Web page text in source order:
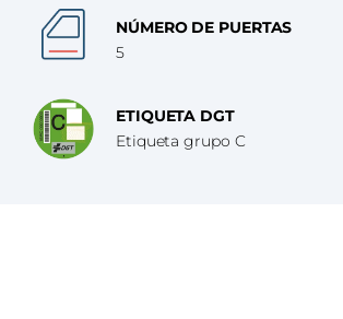
NÚMERO DE PUERTAS
5
ETIQUETA DGT
Etiqueta grupo C